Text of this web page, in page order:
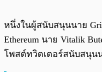
หนึ่งในผู้สนับสนุนนาย
Ethereum นาย Vitalik
โพสต์ทวิตเตอร์สนับสนุน